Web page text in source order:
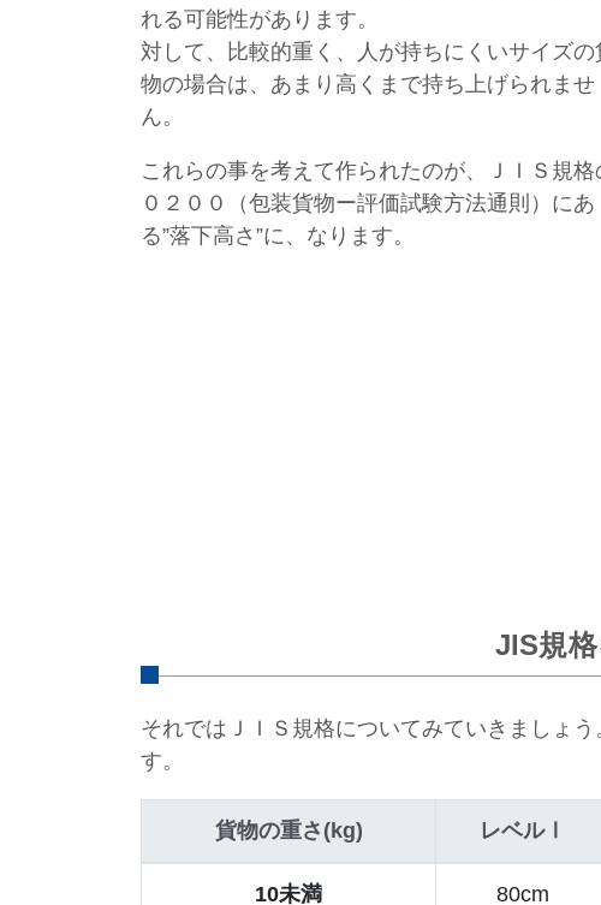
れる可能性があります。
対して、比較的重く、人が持ちにくいサイズの
物の場合は、あまり高くまで持ち上げられませ
ん。
これらの事を考えて作られたのが、ＪＩＳ規格
０２００（包装貨物ー評価試験方法通則）にあ
る”落下高さ”に、なります。
JIS規
それではＪＩＳ規格についてみていきましょ
す。
貨物の重さ(kg) レベルⅠ
10未満 80cm